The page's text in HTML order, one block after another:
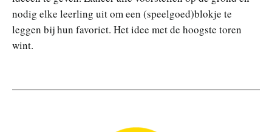
nodig elke leerling uit om een (speelgoed)blokje te
leggen bij hun favoriet. Het idee met de hoogste toren
wint.